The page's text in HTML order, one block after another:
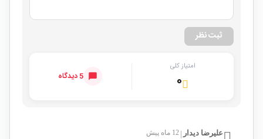
ثبت نظر
امتیاز کلی
۰ 5 دیدگاه
علیرضا دیدار | 12 ماه پیش